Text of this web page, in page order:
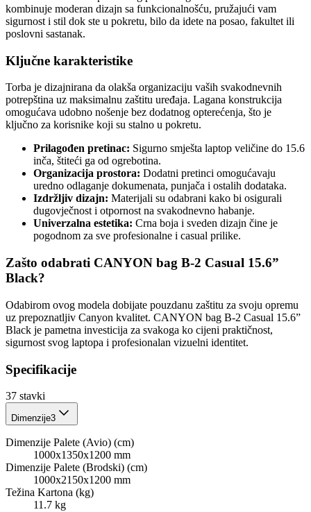
kombinuje moderan dizajn sa funkcionalnošću, pružajući vam
sigurnost i stil dok ste u pokretu, bilo da idete na posao, fakultet ili
poslovni sastanak.
Ključne karakteristike
Torba je dizajnirana da olakša organizaciju vaših svakodnevnih
potrepština uz maksimalnu zaštitu uređaja. Lagana konstrukcija
omogućava udobno nošenje bez dodatnog opterećenja, što je
ključno za korisnike koji su stalno u pokretu.
Prilagođen pretinac: Sigurno smješta laptop veličine do 15.6
inča, štiteći ga od ogrebotina.
Organizacija prostora: Dodatni pretinci omogućavaju
uredno odlaganje dokumenata, punjača i ostalih dodataka.
Izdržljiv dizajn: Materijali su odabrani kako bi osigurali
dugovječnost i otpornost na svakodnevno habanje.
Univerzalna estetika: Crna boja i sveden dizajn čine je
pogodnom za sve profesionalne i casual prilike.
Zašto odabrati CANYON bag B-2 Casual 15.6”
Black?
Odabirom ovog modela dobijate pouzdanu zaštitu za svoju opremu
uz prepoznatljiv Canyon kvalitet. CANYON bag B-2 Casual 15.6”
Black je pametna investicija za svakoga ko cijeni praktičnost,
sigurnost svog laptopa i profesionalan vizuelni identitet.
Specifikacije
37 stavki
Dimenzije3
Dimenzije Palete (Avio) (cm)
1000x1350x1200 mm
Dimenzije Palete (Brodski) (cm)
1000x2150x1200 mm
Težina Kartona (kg)
11.7 kg